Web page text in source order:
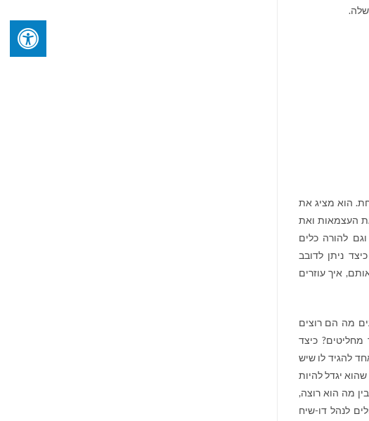
שלה.
הוא מציג את
העצמאות ואת
להורה כלים
ניתן לדובב
איך עוזרים
מה הם רוצים
מחליטים? כיצד
להגיד לו שיש
יגדל להיות
מה הוא רוצה,
לנהל דו-שיח